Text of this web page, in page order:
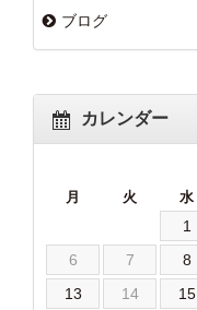
ブログ
カレンダー
月 火 水
1
6
7 8
13
14 15